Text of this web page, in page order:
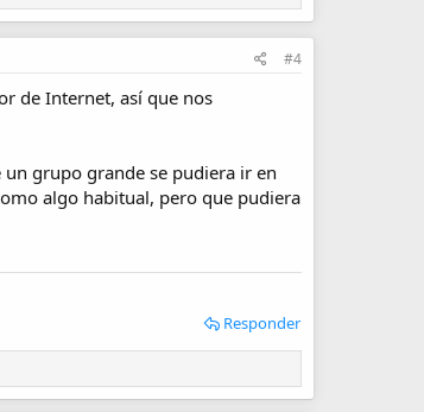
#4
de Internet, así que nos
un grupo grande se pudiera ir en
algo habitual, pero que pudiera
Responder